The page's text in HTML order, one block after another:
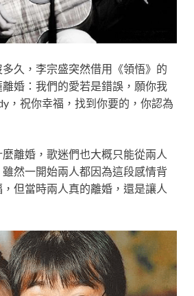
久，李宗盛突然借用《領悟》的
婚：我們的愛若是錯誤，願你我
，祝你幸福，找到你要的，你認為
離婚，歌迷們也大概只能從兩人
然一開始兩人都因為這段感情背
但當時兩人真的離婚，還是讓人